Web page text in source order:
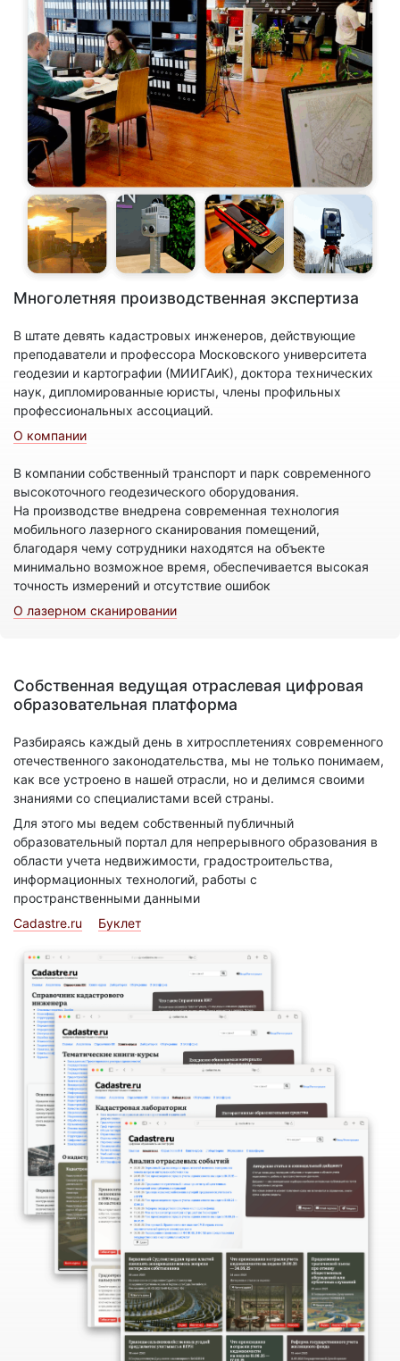
Многолетняя производственная экспертиза
В штате девять кадастровых инженеров, действующие
преподаватели и профессора Московского университета
геодезии и картографии (МИИГАиК), доктора технических
наук, дипломированные юристы, члены профильных
профессиональных ассоциаций.
О компании
В компании собственный транспорт и парк современного
высокоточного геодезического оборудования.
На производстве внедрена современная технология
мобильного лазерного сканирования помещений,
благодаря чему сотрудники находятся на объекте
минимально возможное время, обеспечивается высокая
точность измерений и отсутствие ошибок
О лазерном сканировании
Собственная ведущая отраслевая цифровая
образовательная платформа
Разбираясь каждый день в хитросплетениях современного
отечественного законодательства, мы не только понимаем,
как все устроено в нашей отрасли, но и делимся своими
знаниями со специалистами всей страны.
Для этого мы ведем собственный публичный
образовательный портал для непрерывного образования в
области учета недвижимости, градостроительства,
информационных технологий, работы с
пространственными данными
Cadastre.ru
Буклет